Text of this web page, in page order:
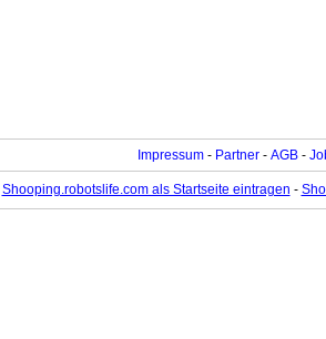
Impressum - Partner - AGB -
Shooping.robotslife.com als Startseite eintragen -